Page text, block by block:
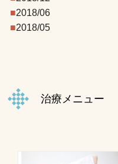
2018/06
2018/05
治療メニュー